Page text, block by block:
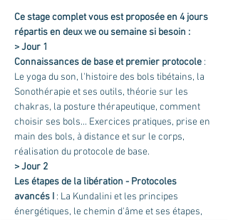
Ce stage complet vous est proposée en 4 jours
répartis en deux we ou semaine si besoin :
> Jour 1
Connaissances de base et premier protocole :
Le yoga du son, l'histoire des bols tibétains, la
Sonothérapie et ses outils, théorie sur les
chakras, la posture thérapeutique, comment
choisir ses bols... Exercices pratiques, prise en
main des bols, à distance et sur le corps,
réalisation du protocole de base.
> Jour 2
Les étapes de la libération - Protocoles
avancés I : La Kundalini et les principes
énergétiques, le chemin d'âme et ses étapes,